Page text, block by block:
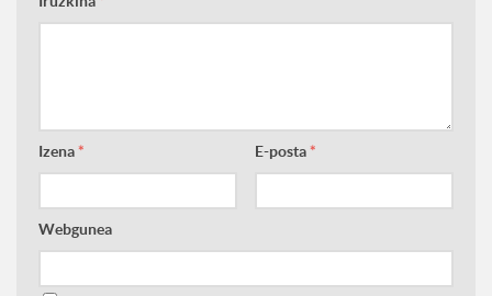
Izena* E-posta*
Webgunea